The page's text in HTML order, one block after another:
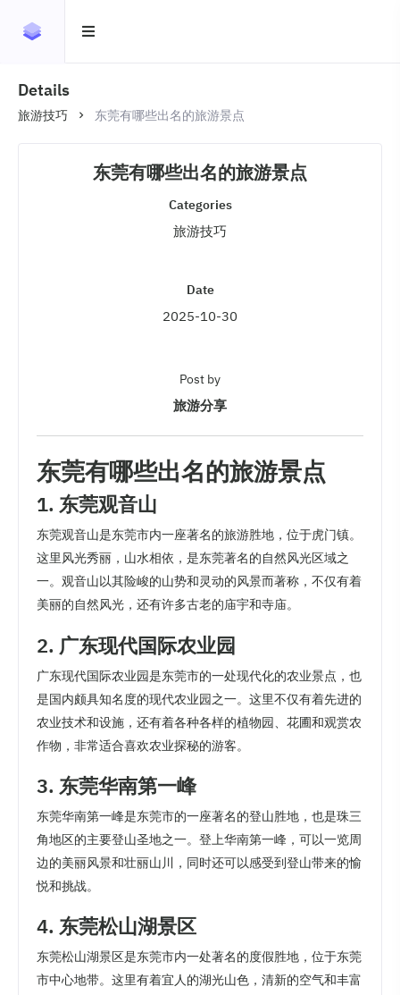
Details
旅游技巧 东莞有哪些出名的旅游景点
东莞有哪些出名的旅游景点
Categories
旅游技巧
Date
2025-10-30
Post by
旅游分享
东莞有哪些出名的旅游景点
1. 东莞观音山
东莞观音山是东莞市内一座著名的旅游胜地，位于虎门镇。
这里风光秀丽，山水相依，是东莞著名的自然风光区域之
一。观音山以其险峻的山势和灵动的风景而著称，不仅有着
美丽的自然风光，还有许多古老的庙宇和寺庙。
2. 广东现代国际农业园
广东现代国际农业园是东莞市的一处现代化的农业景点，也
是国内颇具知名度的现代农业园之一。这里不仅有着先进的
农业技术和设施，还有着各种各样的植物园、花圃和观赏农
作物，非常适合喜欢农业探秘的游客。
3. 东莞华南第一峰
东莞华南第一峰是东莞市的一座著名的登山胜地，也是珠三
角地区的主要登山圣地之一。登上华南第一峰，可以一览周
边的美丽风景和壮丽山川，同时还可以感受到登山带来的愉
悦和挑战。
4. 东莞松山湖景区
东莞松山湖景区是东莞市内一处著名的度假胜地，位于东莞
市中心地带。这里有着宜人的湖光山色，清新的空气和丰富